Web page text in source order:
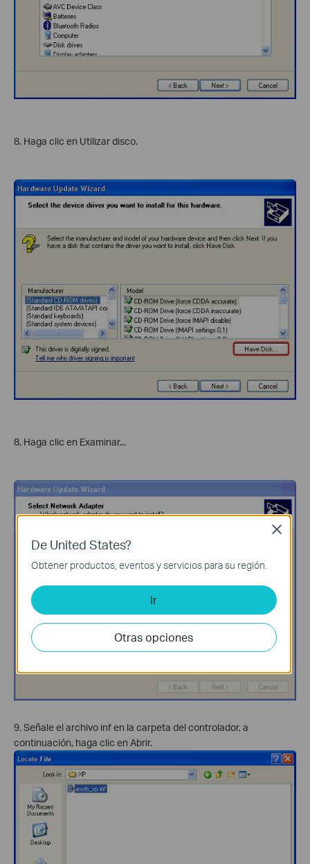
8. Haga clic en Utilizar disco.
8. Haga clic en Examinar...
9. Señale el archivo inf en la carpeta del controlador, a
continuación, haga clic en Abrir.
De United States?
Obtener productos, eventos y servicios para su región.
Ir
Otras opciones
Close